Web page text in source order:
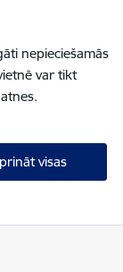
nepieciešamās
var tikt
visas